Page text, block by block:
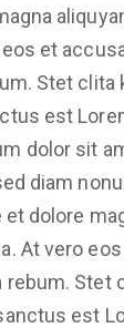
et
Stet clita
est
dolor sit
diam
dolore
At vero
rebum. Stet
est